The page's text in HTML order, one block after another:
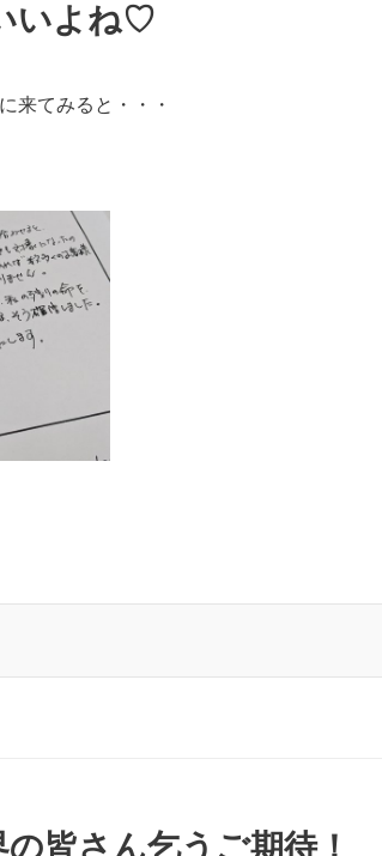
いよね♡
来てみると・・・
皆さん乞うご期待！